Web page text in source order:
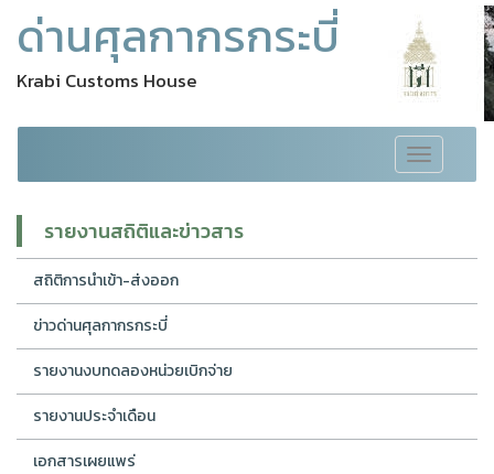
ด่านศุลกากรกระบี่
Krabi Customs House
Toggle
navigation
รายงานสถิติและข่าวสาร
สถิติการนำเข้า-ส่งออก
ข่าวด่านศุลกากรกระบี่
รายงานงบทดลองหน่วยเบิกจ่าย
รายงานประจำเดือน
เอกสารเผยแพร่